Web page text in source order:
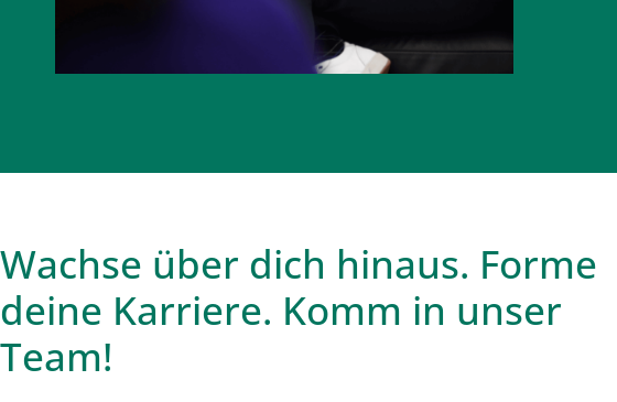
Wachse über dich hinaus. Forme
deine Karriere. Komm in unser
Team!